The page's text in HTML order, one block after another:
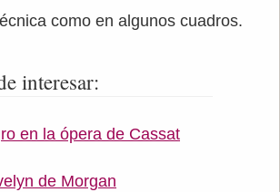
como en algunos cuadros.
interesar:
en la ópera de Cassat
de Morgan